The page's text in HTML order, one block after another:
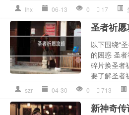
lhx 06-13 0 17
圣者祈
以下围绕“
的困惑 圣
碎片换圣者
要了解圣者
szr 04-30 0 713
新神奇